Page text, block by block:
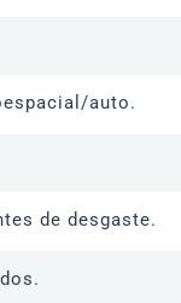
auto.
de desgaste.